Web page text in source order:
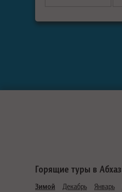
Горящие туры в
Зимой Декабрь Январь